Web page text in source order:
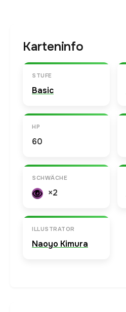
Karteninfo
STUFE
Basic
HP
60
SCHWÄCHE
×2
ILLUSTRATOR
Naoyo Kimura